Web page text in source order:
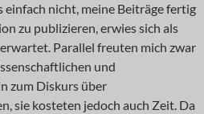
einfach nicht, meine Beiträge fertig
zu publizieren, erwies sich als
Parallel freuten mich zwar
und
zum Diskurs über
sie kosteten jedoch auch Zeit. Da